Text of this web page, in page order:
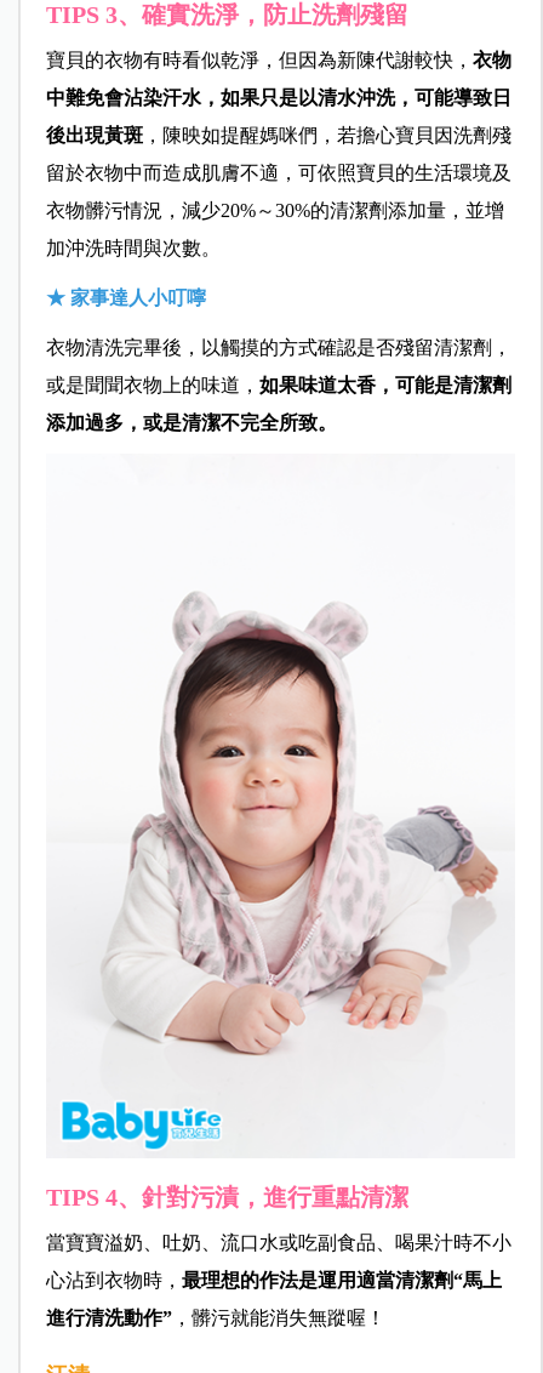
TIPS 3、確實洗淨，防止洗劑殘留
寶貝的衣物有時看似乾淨，但因為新陳代謝較快， 衣物
中難免會沾染汗水，如果只是以清水沖洗，可能導致日
後出現黃斑，陳映如提醒媽咪們，若擔心寶貝因洗劑殘
留於衣物中而造成肌膚不適，可依照寶貝的生活環境及
衣物髒污情況，減少20%～30%的清潔劑添加量，並增
加沖洗時間與次數。
★ 家事達人小叮嚀
衣物清洗完畢後，以觸摸的方式確認是否殘留清潔劑，
或是聞聞衣物上的味道， 如果味道太香，可能是清潔劑
添加過多，或是清潔不完全所致。
TIPS 4、針對污漬，進行重點清潔
當寶寶溢奶、吐奶、流口水或吃副食品、喝果汁時不小
心沾到衣物時， 最理想的作法是運用適當清潔劑“馬上
進行清洗動作”，髒污就能消失無蹤喔！